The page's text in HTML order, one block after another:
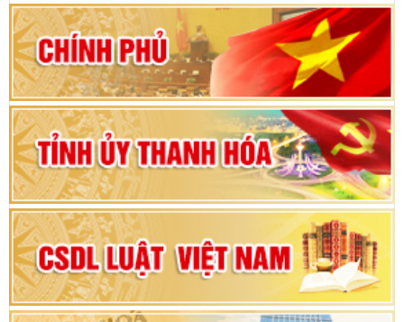
80 năm Quốc hội Việt Nam: vì lợi ích Nhân dân,
vì sự phát triển của đất nước
Bộ Chính trị duyệt nội dung Đại hội đại biểu
Đảng bộ tỉnh Thanh Hóa lần thứ XX, nhiệm kỳ
2025 - 2030
Đại hội đại biểu Đảng bộ xã Yên Thọ lần thứ I,
nhiệm kỳ 2025 – 2030
Đại hội Đảng bộ xã Yên Ninh lần thứ nhất,
nhiệm kỳ 2025 - 2030
Khai mạc Kỳ họp bất thường lần thứ 9, Quốc